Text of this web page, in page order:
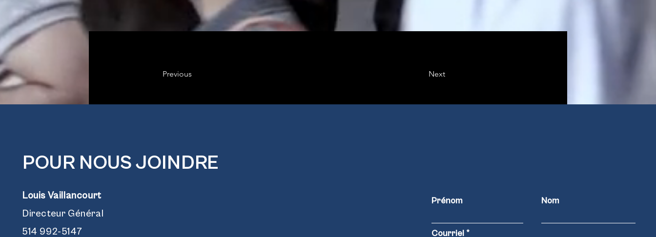
Previous Next
POUR NOUS JOINDRE
Louis Vaillancourt
Directeur Général
514 992-5147
Prénom Nom
Courriel